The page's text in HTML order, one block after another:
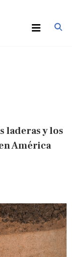
laderas y los
América